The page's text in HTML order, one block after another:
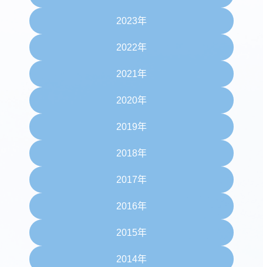
2023年
2022年
2021年
2020年
2019年
2018年
2017年
2016年
2015年
2014年